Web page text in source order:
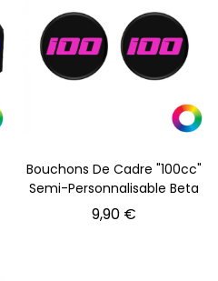
Bouchons De Cadre "100cc"
Semi-Personnalisable Beta
9,90 €